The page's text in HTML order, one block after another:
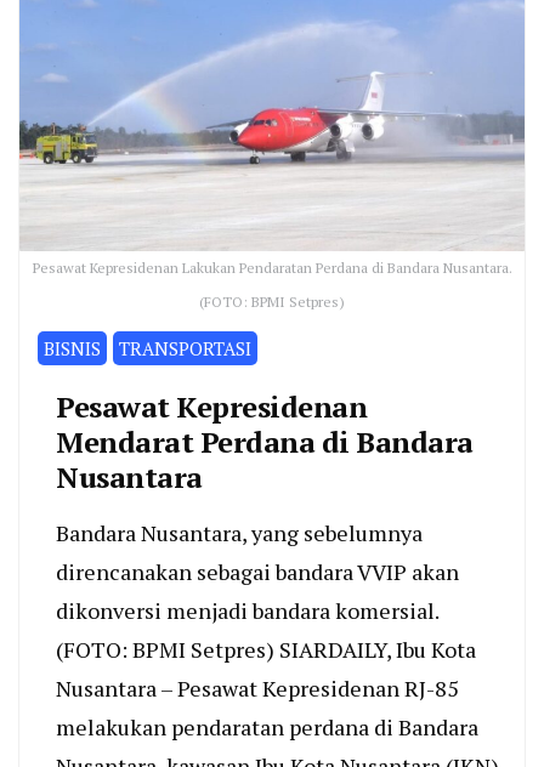
Pesawat Kepresidenan Lakukan Pendaratan Perdana di Bandara Nusantara.
(FOTO: BPMI Setpres)
BISNIS TRANSPORTASI
Pesawat Kepresidenan
Mendarat Perdana di Bandara
Nusantara
Bandara Nusantara, yang sebelumnya
direncanakan sebagai bandara VVIP akan
dikonversi menjadi bandara komersial.
(FOTO: BPMI Setpres) SIARDAILY, Ibu Kota
Nusantara – Pesawat Kepresidenan RJ-85
melakukan pendaratan perdana di Bandara